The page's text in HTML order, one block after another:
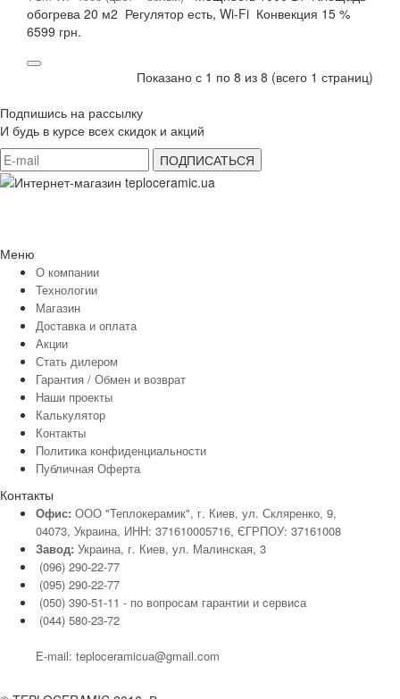
обогрева 20 м2 Регулятор есть, Wi-Fi Конвекция 15 %
6599 грн.
Показано с 1 по 8 из 8 (всего 1 страниц)
Подпишись на рассылку
И будь в курсе всех скидок и акций
Меню
О компании
Технологии
Магазин
Доставка и оплата
Акции
Стать дилером
Гарантия / Обмен и возврат
Наши проекты
Калькулятор
Контакты
Политика конфиденциальности
Публичная Оферта
Контакты
Офис: ООО "Теплокерамик", г. Киев, ул. Скляренко, 9,
04073, Украина, ИНН: 371610005716, ЄГРПОУ: 37161008
Завод: Украина, г. Киев, ул. Малинская, 3
(096) 290-22-77
(095) 290-22-77
(050) 390-51-11 - по вопросам гарантии и cервиса
(044) 580-23-72
E-mail: teploceramicua@gmail.com